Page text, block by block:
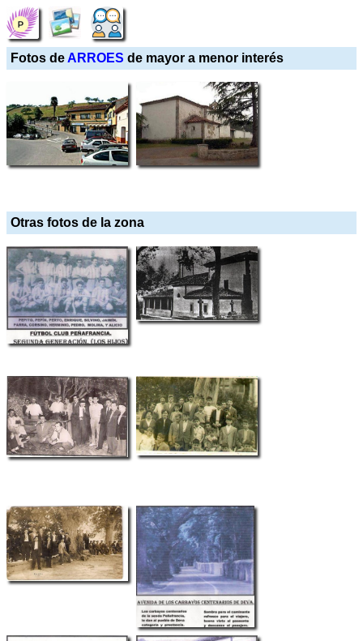
Fotos de ARROES de mayor a menor interés
Otras fotos de la zona